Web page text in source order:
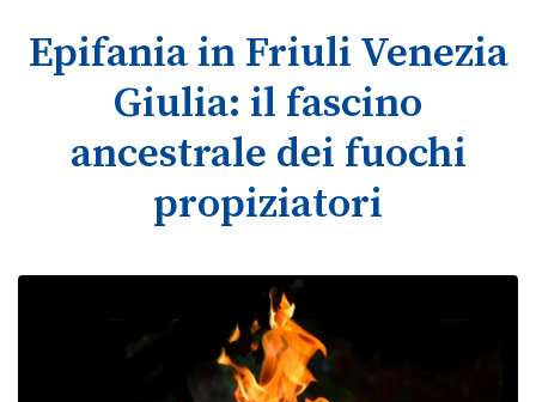
Epifania in Friuli Venezia
Giulia: il fascino
ancestrale dei fuochi
propiziatori